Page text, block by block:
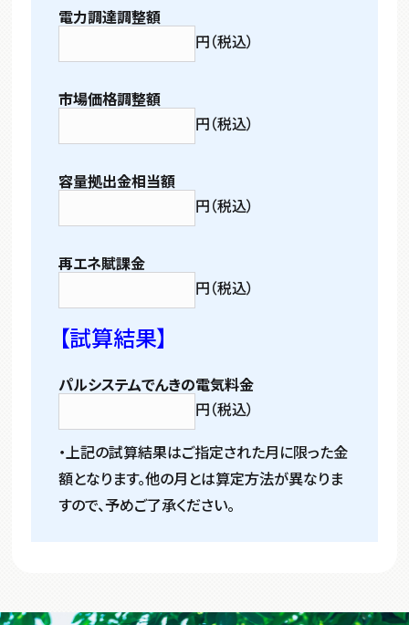
電力調達調整額
円（税込）
市場価格調整額
円（税込）
容量拠出金相当額
円（税込）
再エネ賦課金
円（税込）
【試算結果】
パルシステムでんきの電気料金
円（税込）
・上記の試算結果はご指定された月に限った金
額となります。他の月とは算定方法が異なりま
すので、予めご了承ください。